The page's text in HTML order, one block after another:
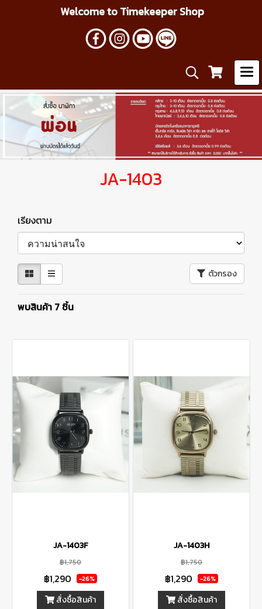
Welcome to Timekeeper Shop
JA-1403
เรียงตาม
ตัวกรอง
พบสินค้า 7 ชิ้น
JA-1403F
฿1,750
฿1,290 -26%
สั่งซื้อสินค้า
JA-1403H
฿1,750
฿1,290 -26%
สั่งซื้อสินค้า